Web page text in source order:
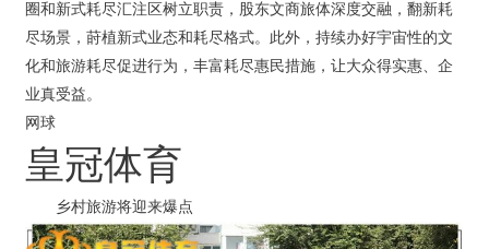
圈和新式耗尽汇注区树立职责，股东文商旅体深度交融，翻新耗
尽场景，莳植新式业态和耗尽格式。此外，持续办好宇宙性的文
化和旅游耗尽促进行为，丰富耗尽惠民措施，让大众得实惠、企
业真受益。
网球
皇冠体育
乡村旅游将迎来爆点